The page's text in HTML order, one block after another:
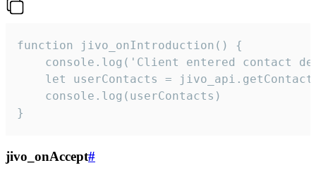
function jivo_onIntroduction() {
console.log('Client entered contact
let userContacts =
    console.log(userContacts)
}
jivo_onAccept#